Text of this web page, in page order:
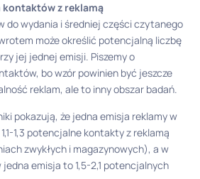
z reklamą
do wydania i średniej części czytanego
może określić potencjalną liczbę
jej jednej emisji. Piszemy o
bo wzór powinien być jeszcze
reklam, ale to inny obszar badań.
pokazują, że jedna emisja reklamy w
1,3 potencjalne kontakty z reklamą
zwykłych i magazynowych), a w
emisja to 1,5-2,1 potencjalnych